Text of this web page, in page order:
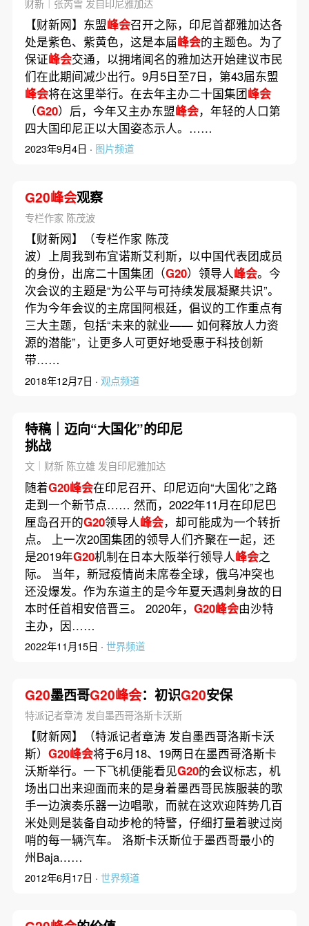
财新｜张芮雪 发自印尼雅加达
【财新网】东盟峰会召开之际，印尼首都雅加达各
处是紫色、紫黄色，这是本届峰会的主题色。为了
保证峰会交通，以拥堵闻名的雅加达开始建议市民
们在此期间减少出行。9月5日至7日，第43届东盟
峰会将在这里举行。在去年主办二十国集团峰会
（G20）后，今年又主办东盟峰会，年轻的人口第
四大国印尼正以大国姿态示人。……
2023年9月4日 · 图片频道
G20峰会观察
专栏作家 陈茂波
【财新网】（专栏作家 陈茂
波）上周我到布宜诺斯艾利斯，以中国代表团成员
的身份，出席二十国集团（G20）领导人峰会。今
次会议的主题是“为公平与可持续发展凝聚共识”。
作为今年会议的主席国阿根廷，倡议的工作重点有
三大主题，包括“未来的就业—— 如何释放人力资
源的潜能”，让更多人可更好地受惠于科技创新
带……
2018年12月7日 · 观点频道
特稿｜迈向“大国化”的印尼
挑战
文｜财新 陈立雄 发自印尼雅加达
随着G20峰会在印尼召开、印尼迈向“大国化”之路
走到一个新节点…… 然而，2022年11月在印尼巴
厘岛召开的G20领导人峰会，却可能成为一个转折
点。 上一次20国集团的领导人们齐聚在一起，还
是2019年G20机制在日本大阪举行领导人峰会之
际。 当年，新冠疫情尚未席卷全球，俄乌冲突也
还没爆发。作为东道主的是今年夏天遇刺身故的日
本时任首相安倍晋三。 2020年， G20峰会由沙特
主办，因……
2022年11月15日 · 世界频道
G20墨西哥G20峰会：初识G20安保
特派记者章涛 发自墨西哥洛斯卡沃斯
【财新网】（特派记者章涛 发自墨西哥洛斯卡沃
斯） G20峰会将于6月18、19两日在墨西哥洛斯卡
沃斯举行。一下飞机便能看见G20的会议标志，机
场出口出来迎面而来的是身着墨西哥民族服装的歌
手一边演奏乐器一边唱歌，而就在这欢迎阵势几百
米处则是装备自动步枪的特警，仔细打量着驶过岗
哨的每一辆汽车。 洛斯卡沃斯位于墨西哥最小的
州Baja……
2012年6月17日 · 世界频道